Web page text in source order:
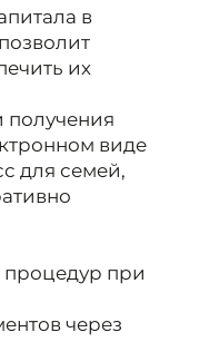
в
их
получения
виде
для семей,
при
через